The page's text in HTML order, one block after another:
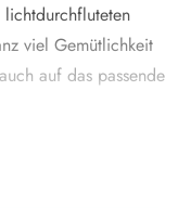
viel Gemütlichkeit
auf das passende
könnt, ist